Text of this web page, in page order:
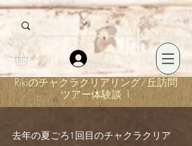
ログイン
Rikiのチャクラクリアリング/丘訪問
ツアー体験談 1
去年の夏ごろ1回目のチャクラクリア